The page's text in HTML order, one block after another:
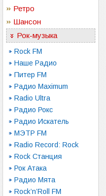
Ретро
Шансон
Рок-музыка
Rock FM
Наше Радио
Питер FM
Радио Maximum
Radio Ultra
Радио Рокс
Радио Искатель
МЭТР FM
Radio Record: Rock
Rock Станция
Рок Атака
Радио Мята
Rock’n’Roll FM